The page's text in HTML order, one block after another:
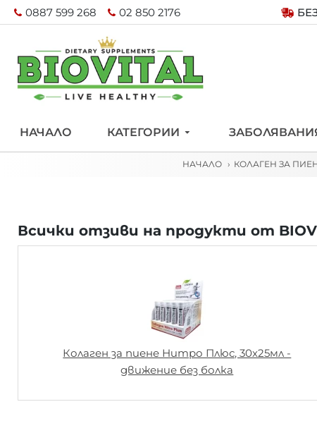
0887 599 268 02 850 2176
НАЧАЛО КАТЕГОРИИ
НАЧАЛО КОЛАГЕН ЗА
Всички отзиви на продукти от
Колаген за пиене Нитро Плюс, 30х25мл -
движение без болка